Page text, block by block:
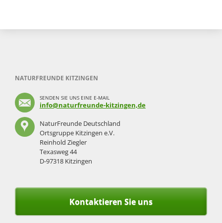
NATURFREUNDE KITZINGEN
SENDEN SIE UNS EINE E-MAIL
info@naturfreunde-kitzingen,de
NaturFreunde Deutschland
Ortsgruppe Kitzingen e.V.
Reinhold Ziegler
Texasweg 44
D-97318 Kitzingen
Kontaktieren Sie uns